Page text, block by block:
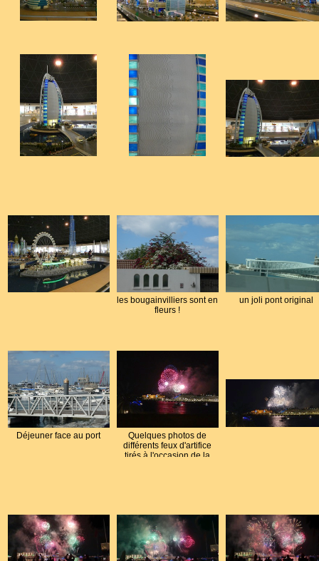
les bougainvilliers sont en
fleurs !
un joli pont original
Déjeuner face au port
Quelques photos de
différents feux d'artifice
tirés à l'occasion de la